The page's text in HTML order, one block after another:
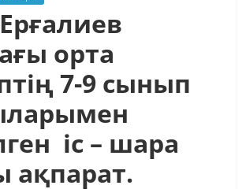
орта
7-9 сынып
іс – шара
ақпарат.